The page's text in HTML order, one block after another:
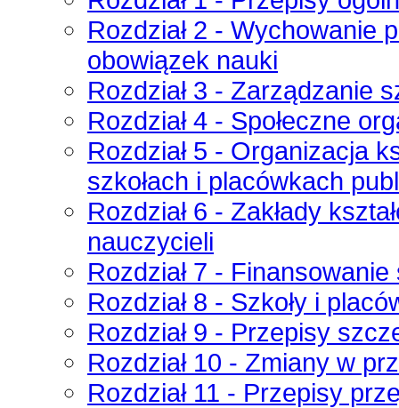
Rozdział 2 - Wychowanie
obowiązek nauki
Rozdział 3 - Zarządzanie
Rozdział 4 - Społeczne
Rozdział 5 - Organizacja
szkołach i placówkach
Rozdział 6 - Zakłady
nauczycieli
Rozdział 7 -
Rozdział 8 - Szkoły i
Rozdział 9 - Przepisy
Rozdział 10 - Zmiany w
Rozdział 11 - Przepisy